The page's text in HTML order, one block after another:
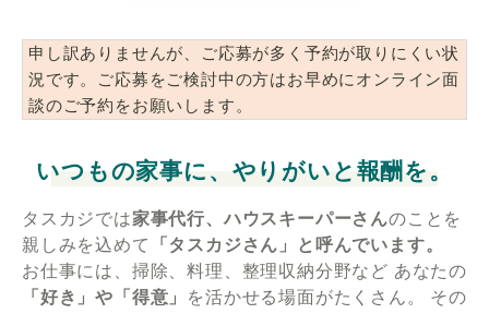
申し訳ありませんが、ご応募が多く予約が取りにくい状
況です。ご応募をご検討中の方はお早めにオンライン面
談のご予約をお願いします。
いつもの家事に、やりがいと報酬を。
タスカジでは家事代行、ハウスキーパーさんのことを
親しみを込めて
「タスカジさん」と呼んでいます。
お仕事には、掃除、料理、整理収納分野など あなたの
「好き」や「得意」
を活かせる場面がたくさん。
その